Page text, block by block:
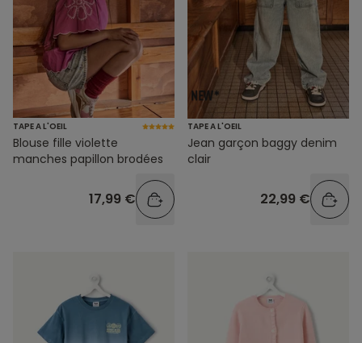
TAPE A L'OEIL
Blouse fille violette
manches papillon brodées
17,99 €
TAPE A L'OEIL
Jean garçon baggy denim
clair
22,99 €